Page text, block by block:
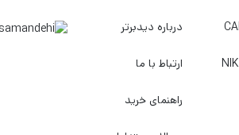
درباره دیدبرتر
ارتباط با ما
راهنمای خرید